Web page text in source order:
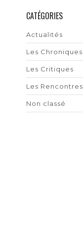
CATÉGORIES
Actualités
Les Chroniques
Les Critiques
Les Rencontres
Non classé